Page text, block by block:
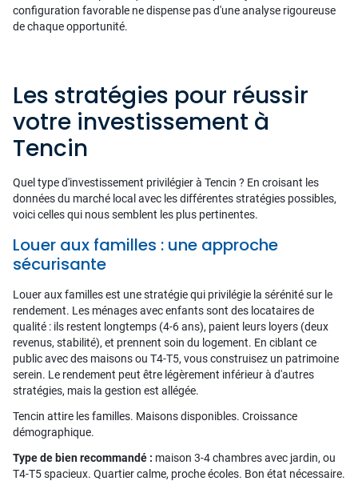
configuration favorable ne dispense pas d'une analyse rigoureuse
de chaque opportunité.
Les stratégies pour réussir
votre investissement à
Tencin
Quel type d'investissement privilégier à Tencin ? En croisant les
données du marché local avec les différentes stratégies possibles,
voici celles qui nous semblent les plus pertinentes.
Louer aux familles : une approche
sécurisante
Louer aux familles est une stratégie qui privilégie la sérénité sur le
rendement. Les ménages avec enfants sont des locataires de
qualité : ils restent longtemps (4-6 ans), paient leurs loyers (deux
revenus, stabilité), et prennent soin du logement. En ciblant ce
public avec des maisons ou T4-T5, vous construisez un patrimoine
serein. Le rendement peut être légèrement inférieur à d'autres
stratégies, mais la gestion est allégée.
Tencin attire les familles. Maisons disponibles. Croissance
démographique.
Type de bien recommandé : maison 3-4 chambres avec jardin, ou
T4-T5 spacieux. Quartier calme, proche écoles. Bon état nécessaire.